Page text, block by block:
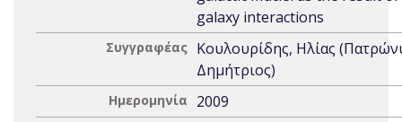
galaxy interactions
Συγγραφέας Κουλουρίδης, Ηλίας
Δημήτριος)
Ημερομηνία 2009